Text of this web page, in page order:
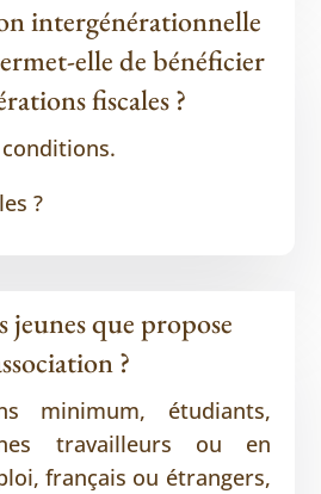
intergénérationnelle
elle de bénéficier
fiscales ?
?
jeunes que propose
?
minimum, étudiants,
travailleurs ou en
français ou étrangers,